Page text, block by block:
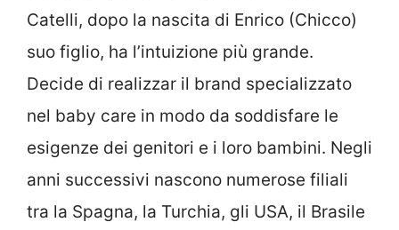
Catelli, dopo la nascita di Enrico (Chicco)
suo figlio, ha l’intuizione più grande.
Decide di realizzar il brand specializzato
nel baby care in modo da soddisfare le
esigenze dei genitori e i loro bambini. Negli
anni successivi nascono numerose filiali
tra la Spagna, la Turchia, gli USA, il Brasile